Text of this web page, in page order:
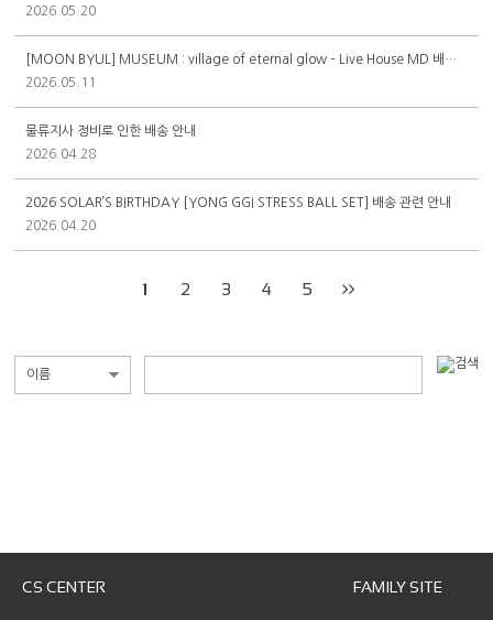
2026.05.20
[MOON BYUL] MUSEUM : village of eternal glow – Live House MD 배송 관련 안내
2026.05.11
물류지사 정비로 인한 배송 안내
2026.04.28
2026 SOLAR’S BIRTHDAY [YONG GGI STRESS BALL SET] 배송 관련 안내
2026.04.20
1 2 3 4 5
CS CENTER FAMILY SITE